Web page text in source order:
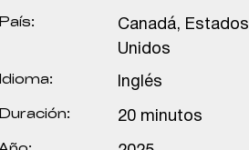
Canadá, Estados
Unidos
Inglés
20 minutos